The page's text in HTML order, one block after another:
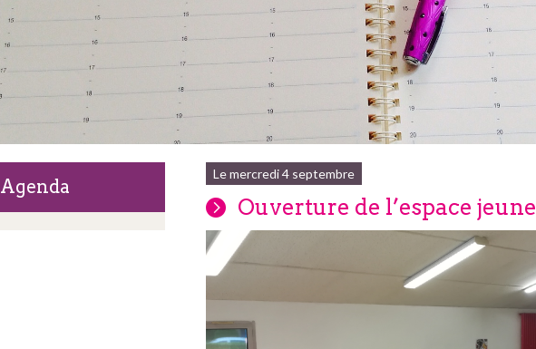
Agenda
Le mercredi 4 septembre
Ouverture de l’espace jeune